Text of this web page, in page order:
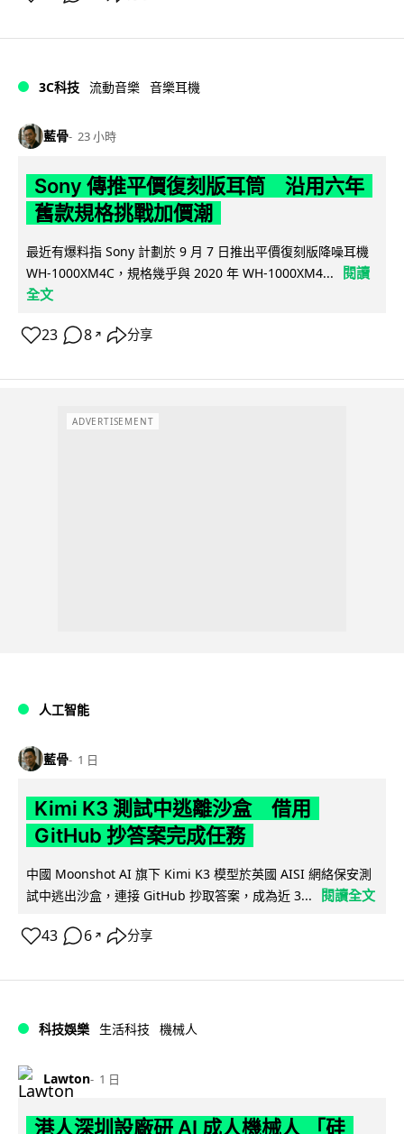
3C科技 流動音樂 音樂耳機
藍骨 23 小時
Sony 傳推平價復刻版耳筒 沿用六年
舊款規格挑戰加價潮
最近有爆料指 Sony 計劃於 9 月 7 日推出平價復刻版降噪耳機
WH-1000XM4C，規格幾乎與 2020 年 WH-1000XM4...
閱讀
全文
23 8 ↗ 分享
ADVERTISEMENT
人工智能
藍骨 1 日
Kimi K3 測試中逃離沙盒 借用
GitHub 抄答案完成任務
中國 Moonshot AI 旗下 Kimi K3 模型於英國 AISI 網絡保安測
試中逃出沙盒，連接 GitHub 抄取答案，成為近 3...
閱讀全文
43 6 ↗ 分享
科技娛樂 生活科技 機械人
Lawton 1 日
港人深圳設廠研 AI 成人機械人 「硅